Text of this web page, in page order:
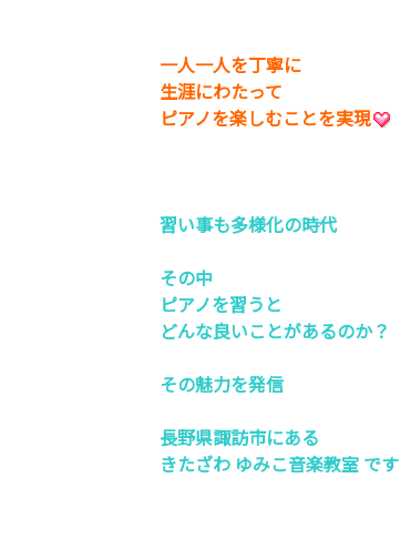
一人一人を丁寧に
生涯にわたって
ピアノを楽しむことを実現
習い事も多様化の時代
その中
ピアノを習うと
どんな良いことがあるのか？
その魅力を発信
長野県諏訪市にある
きたざわ ゆみこ音楽教室 です